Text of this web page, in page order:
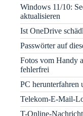
Windows 11/10:
aktualisieren
Ist OneDrive
Passwörter auf
Fotos vom Handy
fehlerfrei
PC herunterfahren
Telekom-E-Mail-
T-Online-